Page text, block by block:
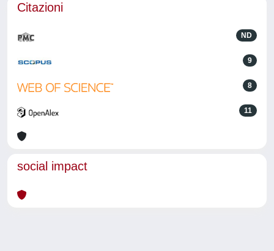
Citazioni
ND
9
8
11
social impact